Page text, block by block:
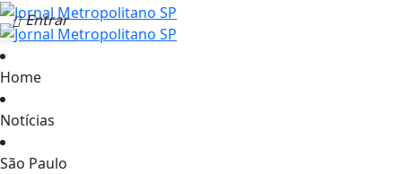
Entrar
Home
Notícias
São Paulo